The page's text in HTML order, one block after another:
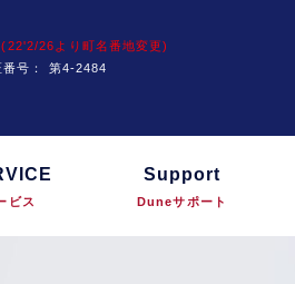
(22'2/26より町名番地変更)
号： 第4-2484
ビス
Support
Duneサポート